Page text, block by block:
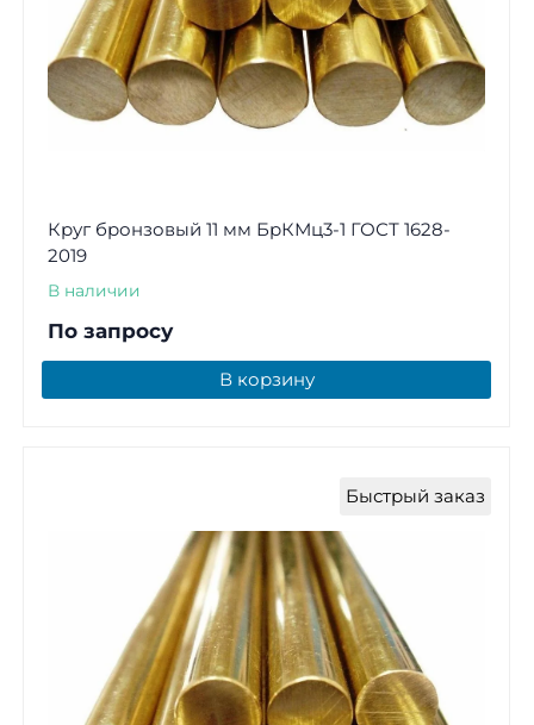
Круг бронзовый 11 мм БрКМц3-1 ГОСТ 1628-
2019
В наличии
По запросу
В корзину
Быстрый заказ